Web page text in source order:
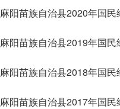
麻阳苗族自治县2020年国
麻阳苗族自治县2019年国
麻阳苗族自治县2018年国
麻阳苗族自治县2017年国